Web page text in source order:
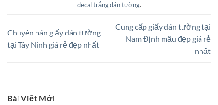
decal trắng dán tường.
Chuyên bán giấy dán tường
tại Tây Ninh giá rẻ đẹp nhất
Cung cấp giấy dán tường tại
Nam Định mẫu đẹp giá rẻ
nhất
Bài Viết Mới